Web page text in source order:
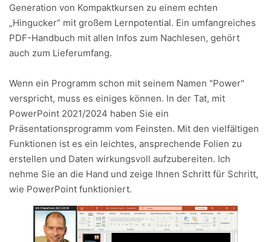
Generation von Kompaktkursen zu einem echten
„Hingucker“ mit großem Lernpotential. Ein umfangreiches
PDF-Handbuch mit allen Infos zum Nachlesen, gehört
auch zum Lieferumfang.
Wenn ein Programm schon mit seinem Namen "Power"
verspricht, muss es einiges können. In der Tat, mit
PowerPoint 2021/2024 haben Sie ein
Präsentationsprogramm vom Feinsten. Mit den vielfältigen
Funktionen ist es ein leichtes, ansprechende Folien zu
erstellen und Daten wirkungsvoll aufzubereiten. Ich
nehme Sie an die Hand und zeige Ihnen Schritt für Schritt,
wie PowerPoint funktioniert.